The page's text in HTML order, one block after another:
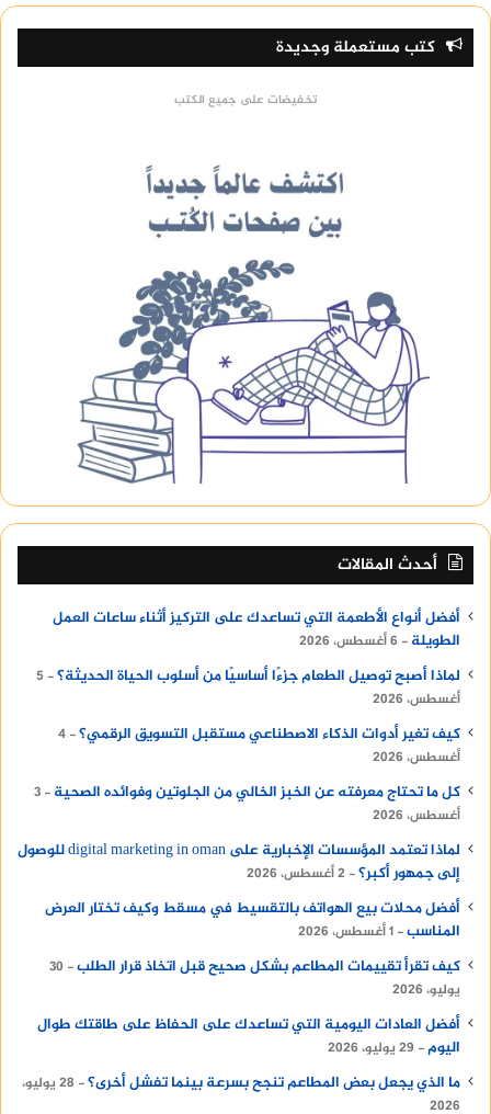
كتب مستعملة وجديدة
تخفيضات على جميع الكتب
أحدث المقالات
أفضل أنواع الأطعمة التي تساعدك على التركيز أثناء ساعات العمل
الطويلة
6 أغسطس، 2026
لماذا أصبح توصيل الطعام جزءًا أساسيًا من أسلوب الحياة الحديثة؟
5
أغسطس، 2026
كيف تغير أدوات الذكاء الاصطناعي مستقبل التسويق الرقمي؟ 4
أغسطس، 2026
كل ما تحتاج معرفته عن الخبز الخالي من الجلوتين وفوائده الصحية
3
أغسطس، 2026
لماذا تعتمد المؤسسات الإخبارية على digital marketing in oman للوصول
إلى جمهور أكبر؟ 2 أغسطس، 2026
أفضل محلات بيع الهواتف بالتقسيط في مسقط وكيف تختار العرض
المناسب 1 أغسطس، 2026
كيف تقرأ تقييمات المطاعم بشكل صحيح قبل اتخاذ قرار الطلب
30
يوليو، 2026
أفضل العادات اليومية التي تساعدك على الحفاظ على طاقتك طوال
اليوم
29 يوليو، 2026
ما الذي يجعل بعض المطاعم تنجح بسرعة بينما تفشل أخرى؟
28 يوليو،
2026